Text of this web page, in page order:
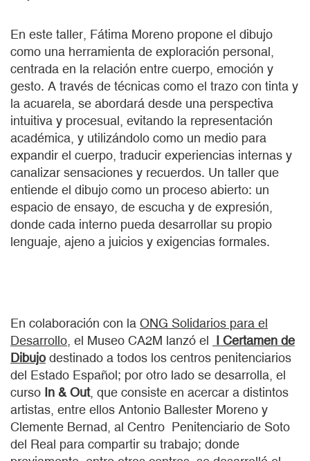
En este taller, Fátima Moreno propone el dibujo
como una herramienta de exploración personal,
centrada en la relación entre cuerpo, emoción y
gesto. A través de técnicas como el trazo con tinta y
la acuarela, se abordará desde una perspectiva
intuitiva y procesual, evitando la representación
académica, y utilizándolo como un medio para
expandir el cuerpo, traducir experiencias internas y
canalizar sensaciones y recuerdos. Un taller que
entiende el dibujo como un proceso abierto: un
espacio de ensayo, de escucha y de expresión,
donde cada interno pueda desarrollar su propio
lenguaje, ajeno a juicios y exigencias formales.
En colaboración con la ONG Solidarios para el
Desarrollo , el Museo CA2M lanzó el I Certamen de
Dibujo destinado a todos los centros penitenciarios
del Estado Español; por otro lado se desarrolla, el
curso In & Out, que consiste en acercar a distintos
artistas, entre ellos Antonio Ballester Moreno y
Clemente Bernad, al Centro Penitenciario de Soto
del Real para compartir su trabajo; donde